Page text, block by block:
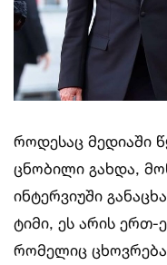
როდესაც მედიაში
ცნობილი გახდა,
ინტერვიუში
ტიმი, ეს არის ერთ-
რომელიც